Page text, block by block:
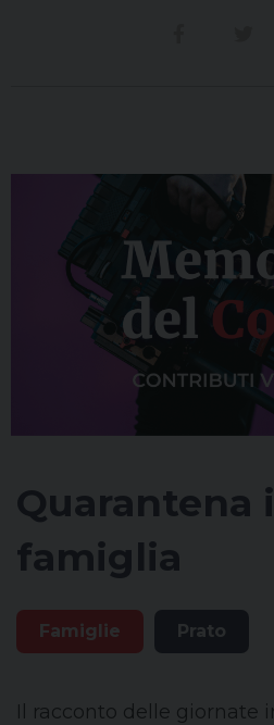
Quarantena
famiglia
Famiglie Prato
Il racconto delle giornate